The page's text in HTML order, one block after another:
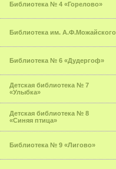
Библиотека № 4 «Горелово»
Библиотека им. А.Ф.Можайского
Библиотека № 6 «Дудергоф»
Детская библиотека № 7
«Улыбка»
Детская библиотека № 8
«Синяя птица»
Библиотека № 9 «Лигово»